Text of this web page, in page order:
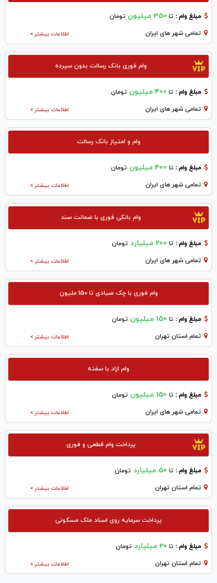
مبلغ وام : تا 350 میلیون تومان
اطلاعات بیشتر > تمامی شهر های ایران
وام فوری بانک رسالت بدون سپرده
مبلغ وام : تا 400 میلیون تومان
اطلاعات بیشتر > تمامی شهر های ایران
وام و امتیاز بانک رسالت
مبلغ وام : تا 400 میلیون تومان
اطلاعات بیشتر > تمامی شهر های ایران
وام بانکی فوری با ضمانت سند
مبلغ وام : تا 200 میلیارد تومان
اطلاعات بیشتر > تمامی شهر های ایران
وام فوری با چک صیادی تا 150 ملیون
مبلغ وام : تا 150 میلیون تومان
اطلاعات بیشتر > تمام استان تهران
وام ازاد با سفته
مبلغ وام : تا 150 میلیون تومان
اطلاعات بیشتر > تمامی شهر های ایران
پرداخت وام قطعی و فوری
مبلغ وام : تا 50 میلیارد تومان
اطلاعات بیشتر > تمام استان تهران
پرداخت سرمایه روی اسناد ملک مسکونی
مبلغ وام : تا 20 میلیارد تومان
اطلاعات بیشتر > تمام استان تهران